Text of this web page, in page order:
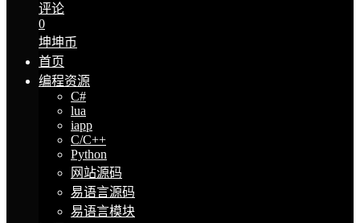
评论
0
坤坤币
首页
编程资源
C#
lua
iapp
C/C++
Python
网站源码
易语言源码
易语言模块